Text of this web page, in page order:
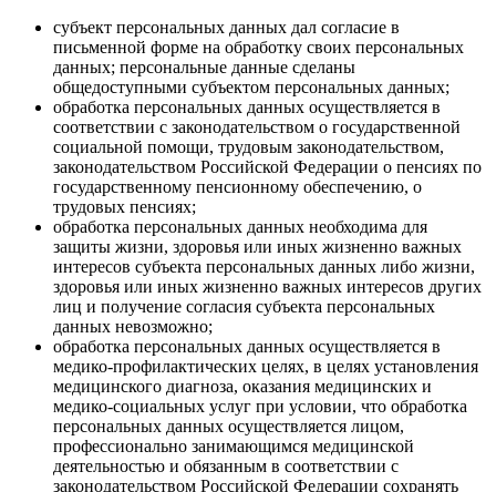
субъект персональных данных дал согласие в
письменной форме на обработку своих персональных
данных; персональные данные сделаны
общедоступными субъектом персональных данных;
обработка персональных данных осуществляется в
соответствии с законодательством о государственной
социальной помощи, трудовым законодательством,
законодательством Российской Федерации о пенсиях по
государственному пенсионному обеспечению, о
трудовых пенсиях;
обработка персональных данных необходима для
защиты жизни, здоровья или иных жизненно важных
интересов субъекта персональных данных либо жизни,
здоровья или иных жизненно важных интересов других
лиц и получение согласия субъекта персональных
данных невозможно;
обработка персональных данных осуществляется в
медико-профилактических целях, в целях установления
медицинского диагноза, оказания медицинских и
медико-социальных услуг при условии, что обработка
персональных данных осуществляется лицом,
профессионально занимающимся медицинской
деятельностью и обязанным в соответствии с
законодательством Российской Федерации сохранять